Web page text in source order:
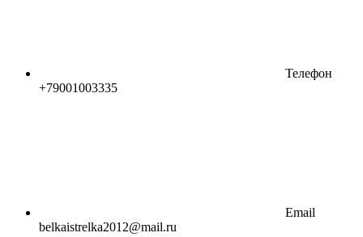
Телефон
+79001003335
Email
belkaistrelka2012@mail.ru